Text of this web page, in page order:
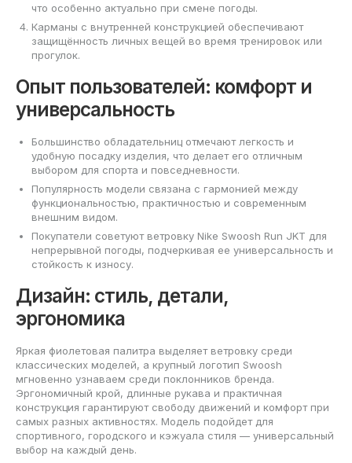
что особенно актуально при смене погоды.
Карманы с внутренней конструкцией обеспечивают
защищённость личных вещей во время тренировок или
прогулок.
Опыт пользователей: комфорт и
универсальность
Большинство обладательниц отмечают легкость и
удобную посадку изделия, что делает его отличным
выбором для спорта и повседневности.
Популярность модели связана с гармонией между
функциональностью, практичностью и современным
внешним видом.
Покупатели советуют ветровку Nike Swoosh Run JKT для
непрерывной погоды, подчеркивая ее универсальность и
стойкость к износу.
Дизайн: стиль, детали,
эргономика
Яркая фиолетовая палитра выделяет ветровку среди
классических моделей, а крупный логотип Swoosh
мгновенно узнаваем среди поклонников бренда.
Эргономичный крой, длинные рукава и практичная
конструкция гарантируют свободу движений и комфорт при
самых разных активностях. Модель подойдет для
спортивного, городского и кэжуала стиля — универсальный
выбор на каждый день.